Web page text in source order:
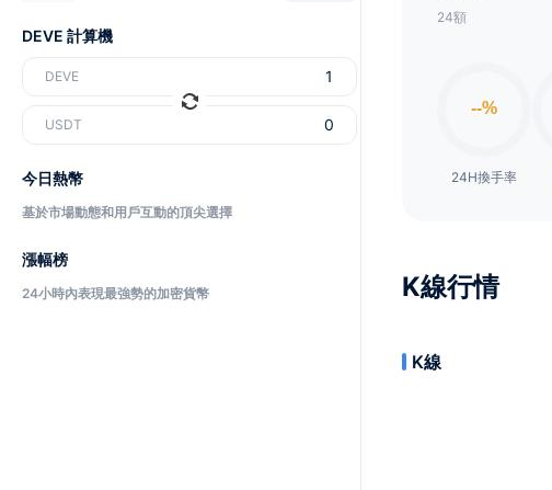
24額
24H換手率
K線行情
K線
DEVE 計算機
DEVE
USDT
今日熱幣
基於市場動態和用戶互動的頂尖選擇
漲幅榜
24小時內表現最強勢的加密貨幣